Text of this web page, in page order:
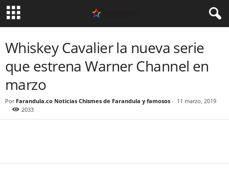
Whiskey Cavalier la nueva serie
que estrena Warner Channel en
marzo
Por Farandula.co Noticias Chismes de Farandula y famosos - 11 marzo, 2019
2033